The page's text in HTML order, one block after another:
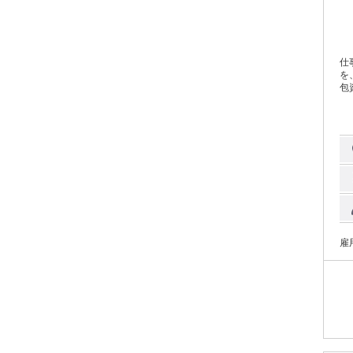
仕
を
包
フ
得支
メイン 〇研修体制◎ 未経
しても
です！ 〇しっかり
んです！ 〇現場には20
も理解のある
OK
す
雇